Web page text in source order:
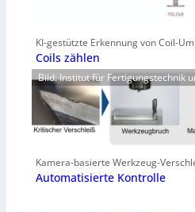
KI-gestützte Erkennung von Coil-
Coils zählen
Bild: Institut für Fertigungstechnik
Kamera-basierte Werkzeug-
Automatisierte Kontrolle